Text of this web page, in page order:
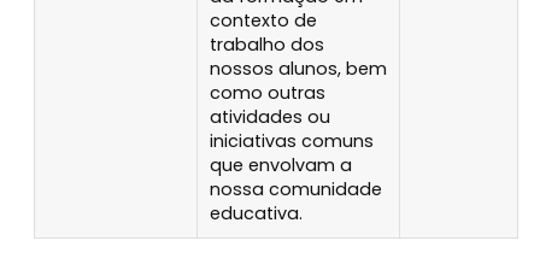
contexto de
trabalho dos
nossos alunos, bem
como outras
atividades ou
iniciativas comuns
que envolvam a
nossa comunidade
educativa.